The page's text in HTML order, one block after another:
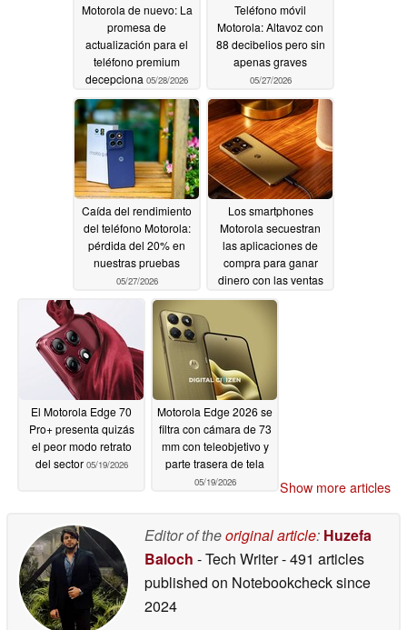
Motorola de nuevo: La
promesa de
actualización para el
teléfono premium
decepciona 05/28/2026
Teléfono móvil
Motorola: Altavoz con
88 decibelios pero sin
apenas graves
05/27/2026
Caída del rendimiento
del teléfono Motorola:
pérdida del 20% en
nuestras pruebas
05/27/2026
Los smartphones
Motorola secuestran
las aplicaciones de
compra para ganar
dinero con las ventas
05/27/2026
El Motorola Edge 70
Pro+ presenta quizás
el peor modo retrato
del sector 05/19/2026
Motorola Edge 2026 se
filtra con cámara de 73
mm con teleobjetivo y
parte trasera de tela
05/19/2026 Show more articles
Editor of theoriginal article: Huzefa
Baloch - Tech Writer- 491 articles
published on Notebookchecksince
2024